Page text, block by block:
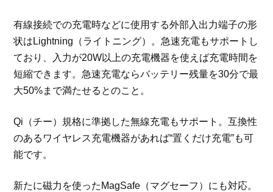
有線接続での充電時などに使用する外部入出力端子の形
状はLightning（ライトニング）。急速充電もサポートし
ており、入力が20W以上の充電機器を使えば充電時間を
短縮できます。急速充電ならバッテリー残量を30分で最
大50%まで満たせるとのこと。
Qi（チー）規格に準拠した無線充電もサポート。互換性
のあるワイヤレス充電機器があれば“置くだけ充電”も可
能です。
新たに磁力を使ったMagSafe（マグセーフ）にも対応。